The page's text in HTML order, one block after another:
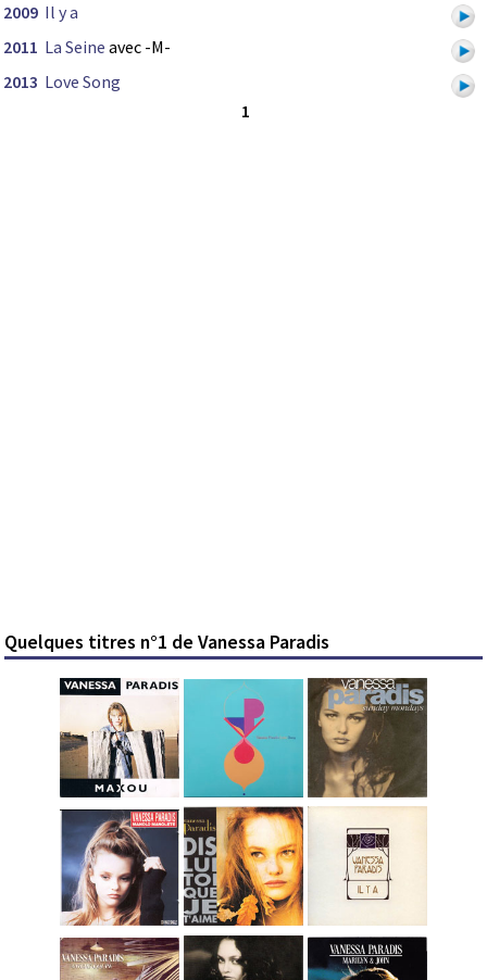
2009 Il y a
2011 La Seine avec -M-
2013 Love Song
1
Quelques titres n°1 de Vanessa Paradis